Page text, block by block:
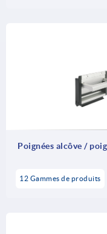
Poignées alcôve /
12 Gammes de produits